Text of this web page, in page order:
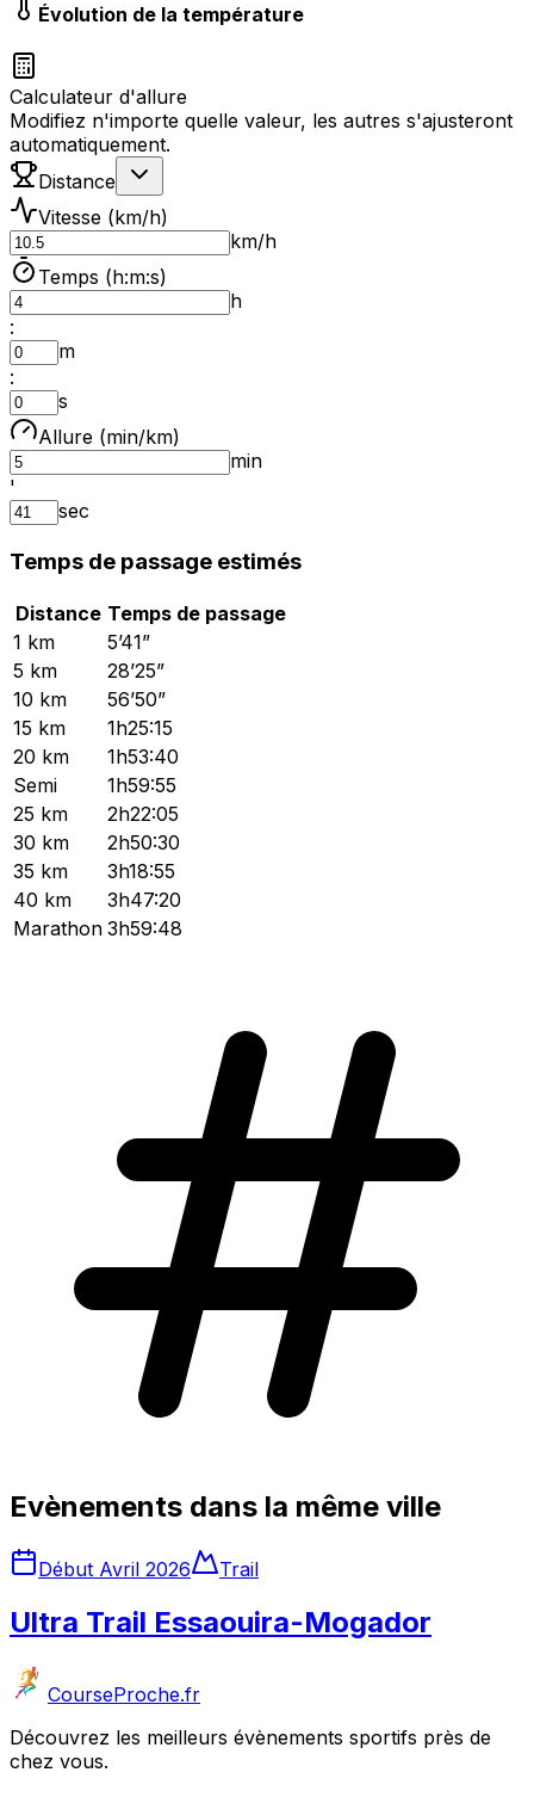
Évolution de la température
Calculateur d'allure
Modifiez n'importe quelle valeur, les autres s'ajusteront
automatiquement.
Distance
Vitesse (km/h)
km/h
Temps (h:m:s)
h
:
m
:
s
Allure (min/km)
min
'
sec
Temps de passage estimés
Distance Temps de passage
1 km
5’41”
5 km
28’25”
10 km
56’50”
15 km
1h25:15
20 km
1h53:40
Semi
1h59:55
25 km
2h22:05
30 km
2h50:30
35 km
3h18:55
40 km
3h47:20
Marathon 3h59:48
Evènements dans la même ville
Début Avril 2026 Trail
Ultra Trail Essaouira-Mogador
CourseProche.fr
Découvrez les meilleurs évènements sportifs près de
chez vous.